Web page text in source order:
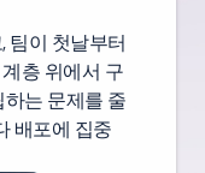
팀이 첫날부터
층 위에서 구
는 문제를 줄
배포에 집중